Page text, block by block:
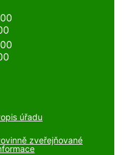
úřadu
zveřejňované